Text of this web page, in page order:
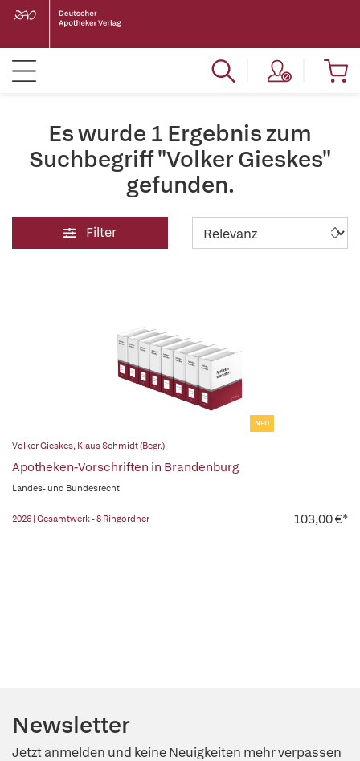
Es wurde 1 Ergebnis zum
Suchbegriff "Volker Gieskes"
gefunden.
Filter
NEU
Volker Gieskes, Klaus Schmidt (Begr.)
Apotheken-Vorschriften in Brandenburg
Landes- und Bundesrecht
2026 | Gesamtwerk - 8 Ringordner 103,00 €*
Newsletter
Jetzt anmelden und keine Neuigkeiten mehr verpassen